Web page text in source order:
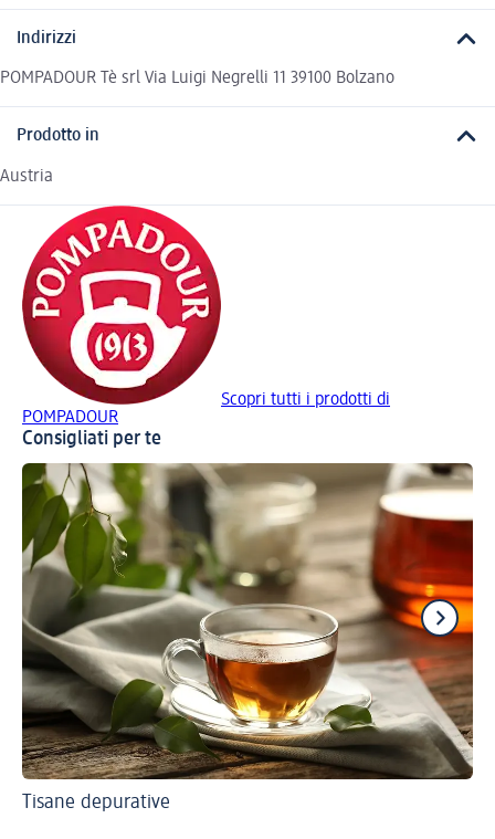
Indirizzi
POMPADOUR Tè srl Via Luigi Negrelli 11 39100 Bolzano
Prodotto in
Austria
Scopri tutti i prodotti di
POMPADOUR
Consigliati per te
Tisane depurative